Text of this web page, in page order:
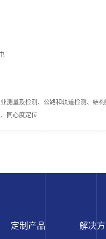
测量及检测、公路和轨道检测、结
同心度定位
定制产品
解决